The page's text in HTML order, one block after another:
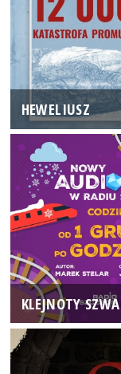
HEWELIUSZ
KLEJNOTY